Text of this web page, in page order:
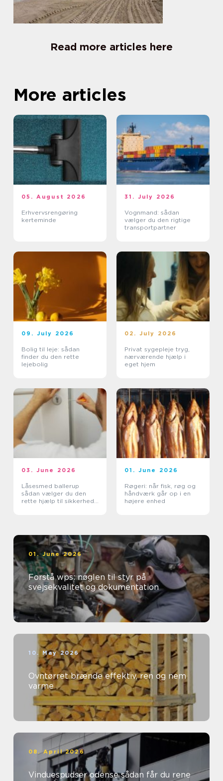
Read more articles here
More articles
05. August 2026
Erhvervsrengøring
kerteminde
31. July 2026
Vognmand: sådan
vælger du den rigtige
transportpartner
09. July 2026
Bolig til leje: sådan
finder du den rette
lejebolig
02. July 2026
Privat sygepleje tryg,
nærværende hjælp i
eget hjem
03. June 2026
Låsesmed ballerup
sådan vælger du den
rette hjælp til sikkerhed
01. June 2026
Røgeri: når fisk, røg og
håndværk går op i en
højere enhed
01. June 2026
Forstå wps: nøglen til styr på
svejsekvalitet og dokumentation
10. May 2026
Ovntørret brænde effektiv, ren og nem
varme
08. April 2026
Vinduespudser odense sådan får du rene